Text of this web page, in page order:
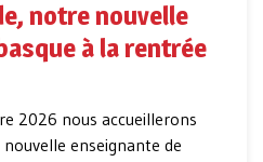
notre nouvelle
à la rentrée
2026 nous accueillerons
enseignante de